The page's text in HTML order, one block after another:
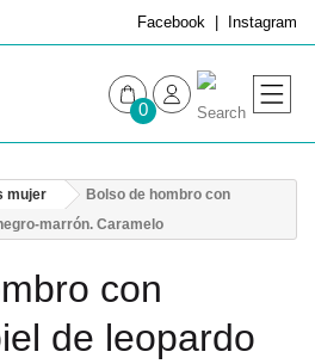
Facebook Instagram
0
mujer
Bolso de hombro con
marrón. Caramelo
con
de leopardo